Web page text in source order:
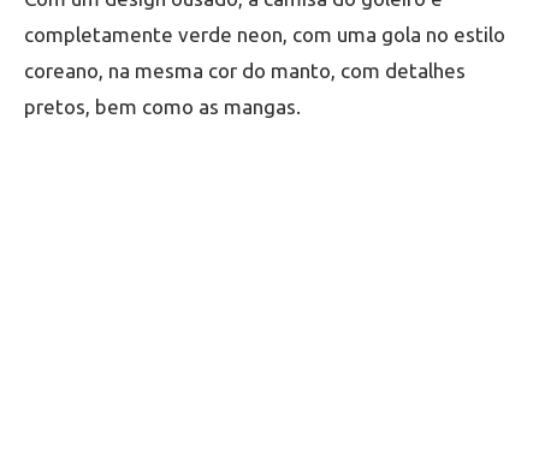
completamente verde neon, com uma gola no estilo
coreano, na mesma cor do manto, com detalhes
pretos, bem como as mangas.